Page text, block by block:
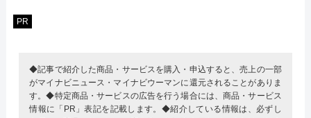
PR
◆記事で紹介した商品・サービスを購入・申込すると、売上の一部
がマイナビニュース・マイナビウーマンに還元されることがありま
す。◆特定商品・サービスの広告を行う場合には、商品・サービス
情報に「PR」表記を記載します。◆紹介している情報は、必ずし